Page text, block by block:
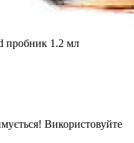
пробник 1.2 мл
Використовуйте